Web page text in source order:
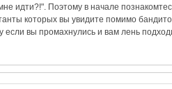
идти?!". Поэтому в начале
которых вы увидите помимо
если вы промахнулись и вам лень